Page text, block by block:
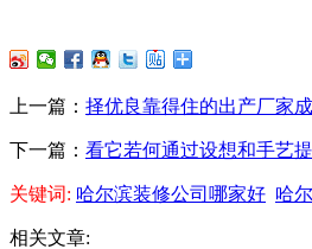
上一篇： 择优良靠得住的出产厂家
下一篇： 看它若何通过设想和手艺
关键词: 哈尔滨装修公司哪家好 哈
相关文章: